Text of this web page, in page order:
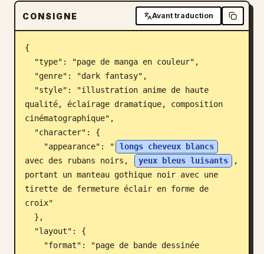
Blog
Mises à jour
CONSIGNE Avant traduction
{
qualité, éclairage dramatique, composition
cinématographique",
    "appearance": "
longs cheveux blancs
avec des rubans noirs,
yeux bleus luisants
,
portant un manteau gothique noir avec une
tirette de fermeture éclair en forme de
croix"